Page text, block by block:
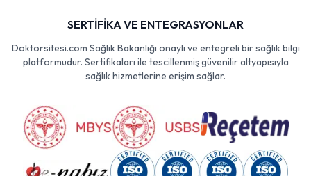
SERTİFİKA VE ENTEGRASYONLAR
Doktorsitesi.com Sağlık Bakanlığı onaylı ve entegreli bir sağlık bilgi
platformudur. Sertifikaları ile tescillenmiş güvenilir altyapısıyla
sağlık hizmetlerine erişim sağlar.